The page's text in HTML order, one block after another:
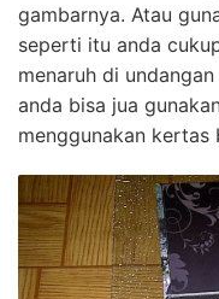
gambarnya. Atau
seperti itu anda
menaruh di
anda bisa jua
menggunakan kertas